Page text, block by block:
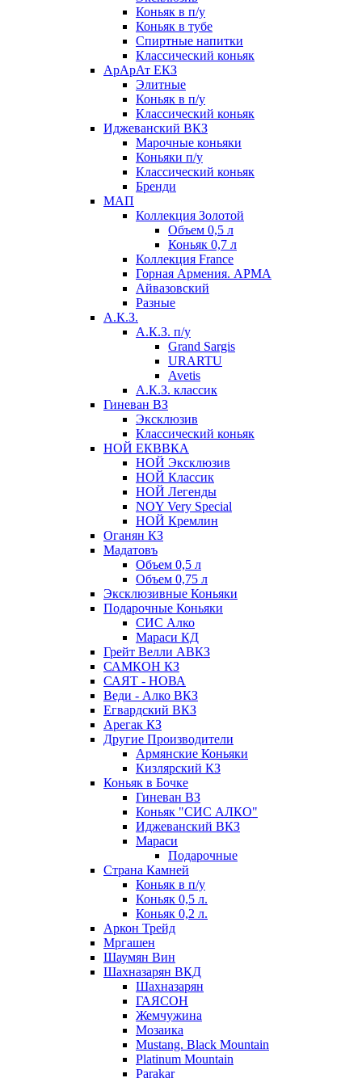
Коньяк в п/у
Коньяк в тубе
Спиртные напитки
Классический коньяк
АрАрАт ЕКЗ
Элитные
Коньяк в п/у
Классический коньяк
Иджеванский ВКЗ
Марочные коньяки
Коньяки п/у
Классический коньяк
Бренди
МАП
Коллекция Золотой
Объем 0,5 л
Коньяк 0,7 л
Коллекция France
Горная Армения. АРМА
Айвазовский
Разные
А.К.З.
А.К.З. п/у
Grand Sargis
URARTU
Avetis
А.К.З. классик
Гиневан ВЗ
Эксклюзив
Классический коньяк
НОЙ ЕКВВКА
НОЙ Эксклюзив
НОЙ Классик
НОЙ Легенды
NOY Very Speсial
НОЙ Кремлин
Оганян КЗ
Мадатовъ
Объем 0,5 л
Объем 0,75 л
Эксклюзивные Коньяки
Подарочные Коньяки
СИС Алко
Мараси КД
Грейт Велли АВКЗ
САМКОН КЗ
САЯТ - НОВА
Веди - Алко ВКЗ
Егвардский ВКЗ
Арегак КЗ
Другие Производители
Армянские Коньяки
Кизлярский КЗ
Коньяк в Бочке
Гиневан ВЗ
Коньяк "СИС АЛКО"
Иджеванский ВКЗ
Мараси
Подарочные
Страна Камней
Коньяк в п/у
Коньяк 0,5 л.
Коньяк 0,2 л.
Аркон Трейд
Мргашен
Шаумян Вин
Шахназарян ВКД
Шахназарян
ГАЯСОН
Жемчужина
Мозаика
Mustang. Black Mountain
Platinum Mountain
Parakar